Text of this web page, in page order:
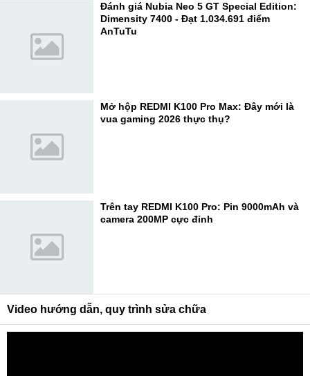
Đánh giá Nubia Neo 5 GT Special Edition:
Dimensity 7400 - Đạt 1.034.691 điểm
AnTuTu
Mở hộp REDMI K100 Pro Max: Đây mới là
vua gaming 2026 thực thụ?
Trên tay REDMI K100 Pro: Pin 9000mAh và
camera 200MP cực đỉnh
Video hướng dẫn, quy trình sửa chữa